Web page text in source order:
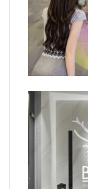
Gương được
gold và Bạc
không gian nội